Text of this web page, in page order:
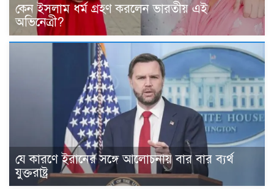
কেন ইসলাম ধর্ম গ্রহণ করলেন ভারতীয় এই
অভিনেত্রী?
যে কারণে ইরানের সঙ্গে আলোচনায় বার বার ব্যর্থ
যুক্তরাষ্ট্র